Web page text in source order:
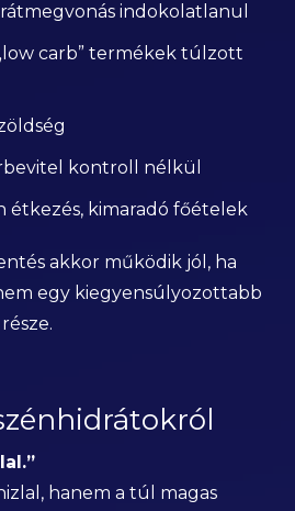
indokolatlanul
carb” termékek túlzott
kontroll nélkül
étkezés, kimaradó főételek
akkor működik jól, ha
egy kiegyensúlyozottabb
hanem a túl magas